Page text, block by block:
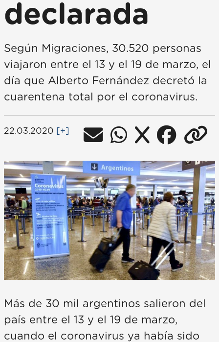
declarada
Según Migraciones, 30.520 personas
viajaron entre el 13 y el 19 de marzo, el
día que Alberto Fernández decretó la
cuarentena total por el coronavirus.
22.03.2020 [+]
Más de 30 mil argentinos salieron del
país entre el 13 y el 19 de marzo,
cuando el coronavirus ya había sido